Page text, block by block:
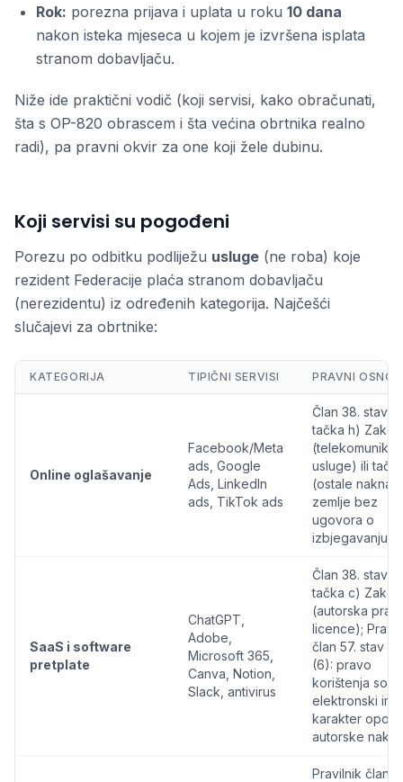
Rok: porezna prijava i uplata u roku 10 dana
nakon isteka mjeseca u kojem je izvršena isplata
stranom dobavljaču.
Niže ide praktični vodič (koji servisi, kako obračunati,
šta s OP-820 obrascem i šta većina obrtnika realno
radi), pa pravni okvir za one koji žele dubinu.
Koji servisi su pogođeni
Porezu po odbitku podliježu usluge (ne roba) koje
rezident Federacije plaća stranom dobavljaču
(nerezidentu) iz određenih kategorija. Najčešći
slučajevi za obrtnike:
KATEGORIJA TIPIČNI SERVISI PRAVNI OSNOV
Online oglašavanje
Facebook/Meta
ads, Google
Ads, LinkedIn
ads, TikTok ads
Član 38. stav
tačka h)
usluge) ili
(ostale
zemlje bez
ugovora o
izbjegavanju)
SaaS i software
pretplate
ChatGPT,
Adobe,
Microsoft 365,
Canva, Notion,
Slack, antivirus
Član 38. stav
tačka c)
(autorska
licence);
član 57. stav
(6): pravo
korištenja
elektronski ima
karakter
autorske
Pravilnik član